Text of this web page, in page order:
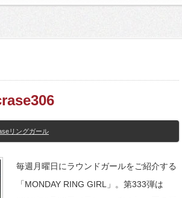
リングガール
毎週月曜日にラウンドガールをご紹介する
「MONDAY RING GIRL」。第333弾は